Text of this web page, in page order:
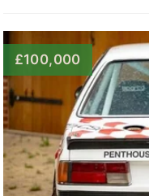
£100,000